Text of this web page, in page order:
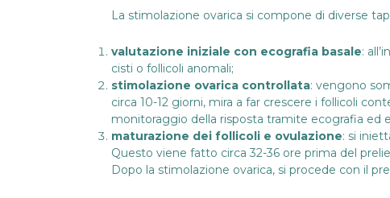
La stimolazione ovarica si compone di diverse
valutazione iniziale con ecografia basale:
cisti o follicoli anomali;
stimolazione ovarica controllata: vengono
circa 10-12 giorni, mira a far crescere i follicoli
monitoraggio della risposta tramite ecografia ed
maturazione dei follicoli e ovulazione: si
Questo viene fatto circa 32-36 ore prima del
Dopo la stimolazione ovarica, si procede con il